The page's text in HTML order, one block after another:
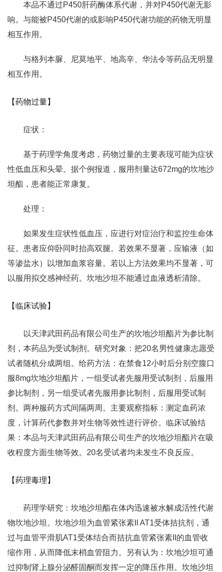
本品不通过P450肝药酶体系代谢，并对P450代谢无影
响。与能被P450代谢的或影响P450代谢功能的药物无明显
相互作用。
与格列本脲、尼莫地平、地高辛、华法令等药品无明显
相互作用。
【药物过量】
症状：
基于药理学角度考虑，药物过量的主要表现可能为症状
性低血压和头晕。据个例报道，服用剂量达672mg的坎地沙
坦酯，患者能正常康复。
处理：
如果发生症状性低血压，应进行对症治疗和监控生命体
征。患者应仰卧同时抬高双腿。若效果不显著，应输液（如
等渗盐水）以增加血浆容量。若以上方法效果均不显著，可
以服用拟交感神经药。坎地沙坦不能通过血液透析清除。
【临床试验】
以天津武田药品有限公司生产的坎地沙坦酯片为参比制
剂，本药品为受试制剂。研究对象：把20名男性健康志愿受
试者随机分成两组。给药方法：在禁食12小时后分别空腹口
服8mg坎地沙坦酯片，一组受试者先服用受试制剂，后服用
参比制剂，另一组受试者先服用参比制剂，后服用受试制
剂。两种服药方式间隔两周。主要观察指标：测定血药浓
度，计算药代参数并对生物等效性进行评价。临床试验结
果：本品与天津武田药品有限公司生产的坎地沙坦酯片在吸
收程度方面生物等效。20名受试者均未发生不良反应。
【药理毒理】
药理学研究：坎地沙坦酯在体内迅速被水解成活性代谢
物坎地沙坦。坎地沙坦为血管紧张素II AT1受体拮抗剂，通
过与血管平滑肌AT1受体结合而拮抗血管紧张素II的血管收
缩作用，从而降低末梢血管阻力。另有认为：坎地沙坦可通
过抑制肾上腺分泌醛固酮而发挥一定的降压作用。坎地沙坦